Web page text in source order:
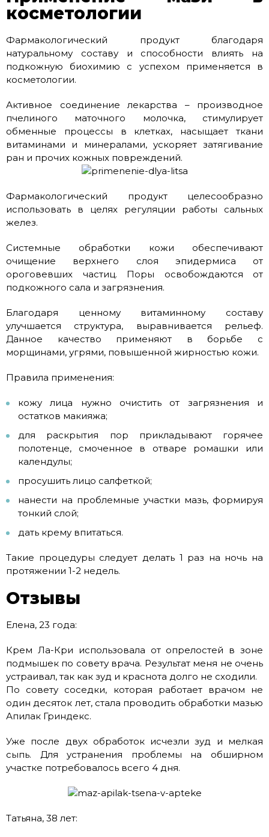
косметологии
Фармакологический продукт благодаря
натуральному составу и способности влиять на
подкожную биохимию с успехом применяется в
косметологии.
Активное соединение лекарства – производное
пчелиного маточного молочка, стимулирует
обменные процессы в клетках, насыщает ткани
витаминами и минералами, ускоряет затягивание
ран и прочих кожных повреждений.
Фармакологический продукт целесообразно
использовать в целях регуляции работы сальных
желез.
Системные обработки кожи обеспечивают
очищение верхнего слоя эпидермиса от
ороговевших частиц. Поры освобождаются от
подкожного сала и загрязнения.
Благодаря ценному витаминному составу
улучшается структура, выравнивается рельеф.
Данное качество применяют в борьбе с
морщинами, угрями, повышенной жирностью кожи.
Правила применения:
кожу лица нужно очистить от загрязнения и
остатков макияжа;
для раскрытия пор прикладывают горячее
полотенце, смоченное в отваре ромашки или
календулы;
просушить лицо салфеткой;
нанести на проблемные участки мазь, формируя
тонкий слой;
дать крему впитаться.
Такие процедуры следует делать 1 раз на ночь на
протяжении 1-2 недель.
Отзывы
Елена, 23 года:
Крем Ла-Кри использовала от опрелостей в зоне
подмышек по совету врача. Результат меня не очень
устраивал, так как зуд и краснота долго не сходили.
По совету соседки, которая работает врачом не
один десяток лет, стала проводить обработки мазью
Апилак Гриндекс.
Уже после двух обработок исчезли зуд и мелкая
сыпь. Для устранения проблемы на обширном
участке потребовалось всего 4 дня.
Татьяна, 38 лет: